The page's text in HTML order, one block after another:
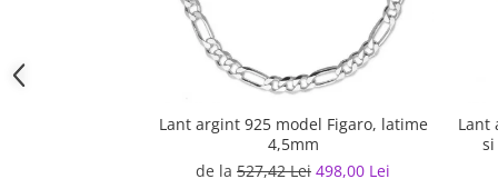
Lant argint 925 model Figaro, latime
4,5mm
de la 527,42 Lei 498,00 Lei
Lant
si